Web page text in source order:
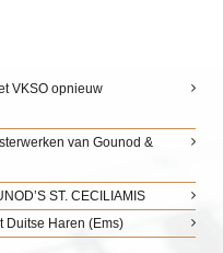
VKSO opnieuw
van Gounod &
ST. CECILIAMIS
Duitse Haren (Ems)